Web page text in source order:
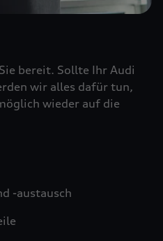
bereit. Sollte Ihr Audi
wir alles dafür tun,
wieder auf die
-austausch